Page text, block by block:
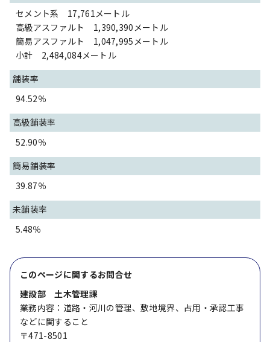
セメント系 17,761メートル
高級アスファルト 1,390,390メートル
簡易アスファルト 1,047,995メートル
小計 2,484,084メートル
舗装率
94.52％
高級舗装率
52.90％
簡易舗装率
39.87％
未舗装率
5.48％
このページに関するお問合せ
建設部 土木管理課
業務内容：道路・河川の管理、敷地境界、占用・承認工事
などに関すること
〒471-8501